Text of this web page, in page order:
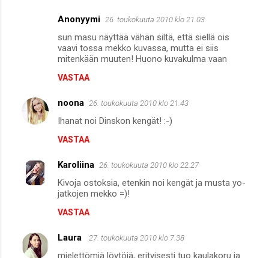
Anonyymi 26. toukokuuta 2010 klo 21.03
sun masu näyttää vähän siltä, että siellä ois
vaavi tossa mekko kuvassa, mutta ei siis
mitenkään muuten! Huono kuvakulma vaan
VASTAA
noona 26. toukokuuta 2010 klo 21.43
Ihanat noi Dinskon kengät! :-)
VASTAA
Karoliina 26. toukokuuta 2010 klo 22.27
Kivoja ostoksia, etenkin noi kengät ja musta yo-
jatkojen mekko =)!
VASTAA
Laura 27. toukokuuta 2010 klo 7.38
mielettömiä löytöjä, erityisesti tuo kaulakoru ja